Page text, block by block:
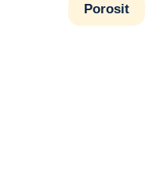
Porosit